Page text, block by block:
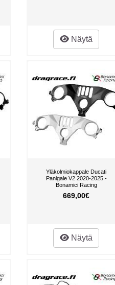
Näytä
Yläkolmiokappale Ducati
Panigale V2 2020-2025 -
Bonamici Racing
669,00€
Näytä